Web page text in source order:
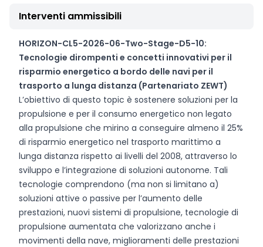
Interventi ammissibili
HORIZON-CL5-2026-06-Two-Stage-D5-10:
Tecnologie dirompenti e concetti innovativi per il
risparmio energetico a bordo delle navi per il
trasporto a lunga distanza (Partenariato ZEWT)
L’obiettivo di questo topic è sostenere soluzioni per la
propulsione e per il consumo energetico non legato
alla propulsione che mirino a conseguire almeno il 25%
di risparmio energetico nel trasporto marittimo a
lunga distanza rispetto ai livelli del 2008, attraverso lo
sviluppo e l’integrazione di soluzioni autonome. Tali
tecnologie comprendono (ma non si limitano a)
soluzioni attive o passive per l’aumento delle
prestazioni, nuovi sistemi di propulsione, tecnologie di
propulsione aumentata che valorizzano anche i
movimenti della nave, miglioramenti delle prestazioni